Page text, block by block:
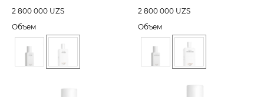
2 800 000 UZS
Объем
2 800 000 UZS
Объем